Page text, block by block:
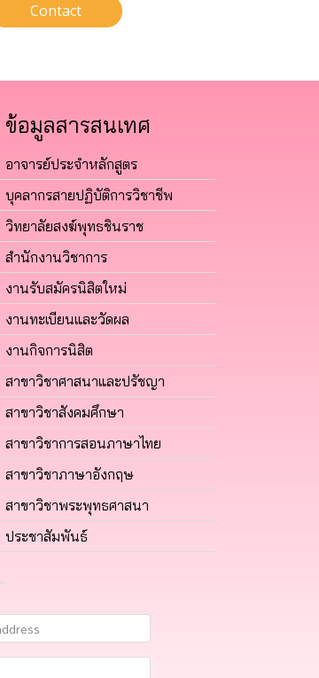
Contact
ข้อมูลสารสนเทศ
อาจารย์ประจำหลักสูตร
บุคลากรสายปฏิบัติการวิชาชีพ
วิทยาลัยสงฆ์พุทธชินราช
สำนักงานวิชาการ
งานรับสมัครนิสิตใหม่
งานทะเบียนและวัดผล
งานกิจการนิสิต
สาขาวิชาศาสนาและปรัชญา
สาขาวิชาสังคมศึกษา
สาขาวิชาการสอนภาษาไทย
สาขาวิชาภาษาอังกฤษ
สาขาวิชาพระพุทธศาสนา
ประชาสัมพันธ์